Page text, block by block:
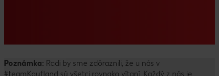
Poznámka: Radi by sme zdôraznili, že u nás v
#teamKaufland sú všetci rovnako vítaní. Každý z nás je